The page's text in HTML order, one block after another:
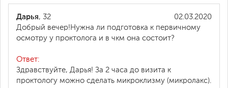
02.03.2020
Дарья, 32
Добрый вечер!Нужна ли подготовка к первичному
осмотру у проктолога и в чкм она состоит?
Ответ:
Здравствуйте, Дарья! За 2 часа до визита к
проктологу можно сделать микроклизму (микролакс).